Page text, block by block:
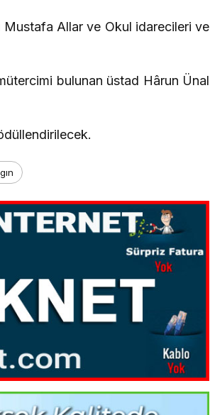
Mustafa Allar ve Okul idarecileri ve
bulunan üstad Hârun Ünal